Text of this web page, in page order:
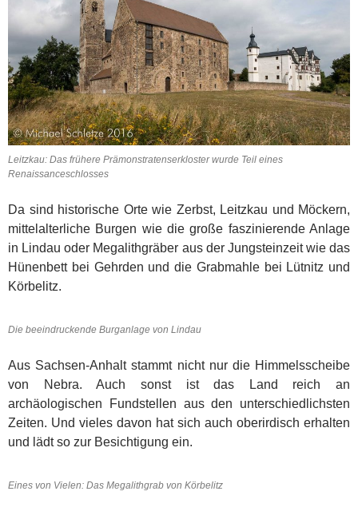
Leitzkau: Das frühere Prämonstratenserkloster wurde Teil eines
Renaissanceschlosses
Da sind historische Orte wie Zerbst, Leitzkau und Möckern,
mittelalterliche Burgen wie die große faszinierende Anlage
in Lindau oder Megalithgräber aus der Jungsteinzeit wie das
Hünenbett bei Gehrden und die Grabmahle bei Lütnitz und
Körbelitz.
Die beeindruckende Burganlage von Lindau
Aus Sachsen-Anhalt stammt nicht nur die Himmelsscheibe
von Nebra. Auch sonst ist das Land reich an
archäologischen Fundstellen aus den unterschiedlichsten
Zeiten. Und vieles davon hat sich auch oberirdisch erhalten
und lädt so zur Besichtigung ein.
Eines von Vielen: Das Megalithgrab von Körbelitz